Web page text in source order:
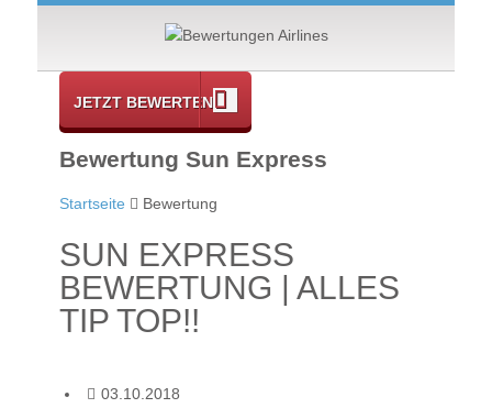
JETZT BEWERTEN
Bewertung Sun Express
Startseite Bewertung
SUN EXPRESS
BEWERTUNG | ALLES
TIP TOP!!
03.10.2018